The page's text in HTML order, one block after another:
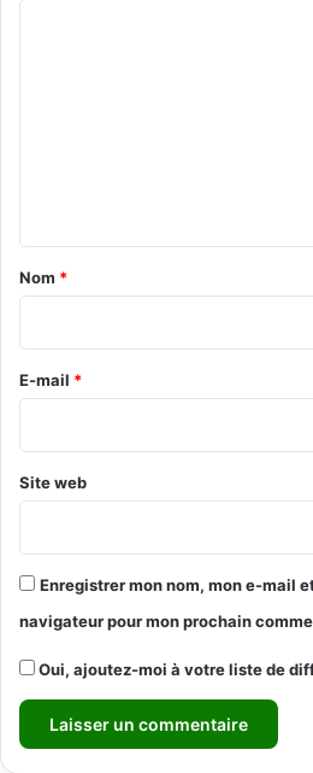
a
r
e
Nom *
E-mail *
Site web
Enregistrer mon nom, mon e-mail
navigateur pour mon prochain
Oui, ajoutez-moi à votre liste de